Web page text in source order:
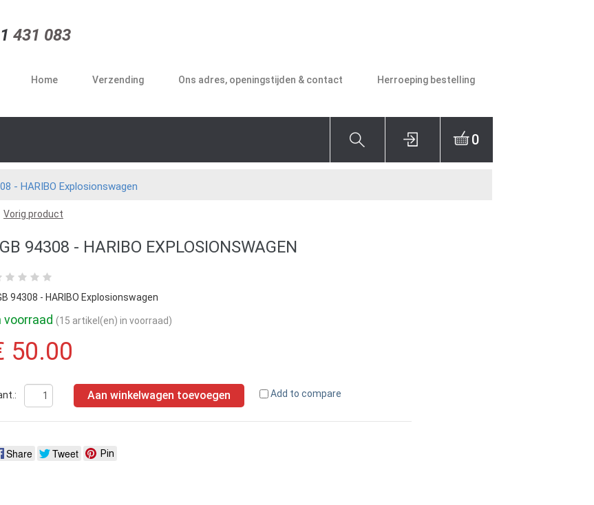
431 083
Home Verzending Ons adres, openingstijden & contact Herroeping bestelling
0
- HARIBO Explosionswagen
Vorig product
94308 - HARIBO EXPLOSIONSWAGEN
94308 - HARIBO Explosionswagen
voorraad (15 artikel(en) in voorraad)
50.00
Aan winkelwagen toevoegen Add to compare
Share Tweet Pin